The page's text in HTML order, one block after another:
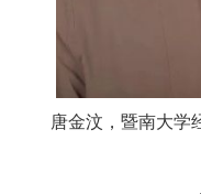
唐金汶，暨南大学